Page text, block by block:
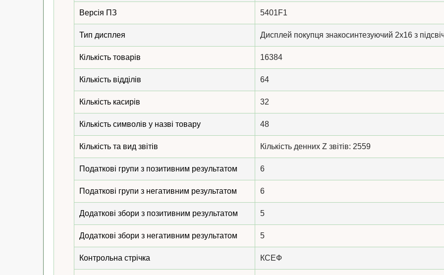
Версія ПЗ 5401F1
Тип дисплея Дисплей покупця знакосинтезуючий 2х16 з
Кількість товарів 16384
Кількість відділів 64
Кількість касирів 32
Кількість символів у назві товару 48
Кількість та вид звітів Кількість денних Z звітів: 2559
Податкові групи з позитивним результатом 6
Податкові групи з негативним результатом 6
Додаткові збори з позитивним результатом 5
Додаткові збори з негативним результатом 5
Контрольна стрічка КСЕФ